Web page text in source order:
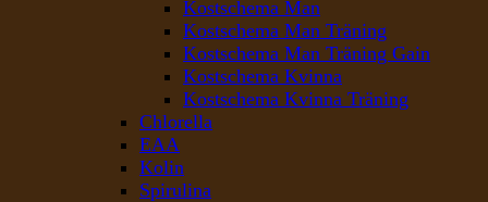
Kostschema Man
Kostschema Man Träning
Kostschema Man Träning Gain
Kostschema Kvinna
Kostschema Kvinna Träning
Chlorella
EAA
Kolin
Spirulina